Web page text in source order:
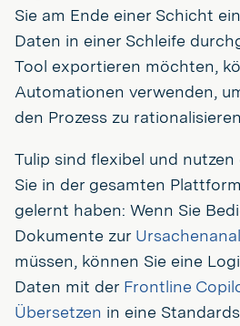
Sie am Ende einer Schicht
Daten in einer Schleife
Tool exportieren möchten,
Automationen verwenden,
den Prozess zu
Tulip sind flexibel und nutzen
Sie in der gesamten
gelernt haben: Wenn Sie
Dokumente zur
müssen, können Sie eine
Daten mit der Frontline
Übersetzen in eine